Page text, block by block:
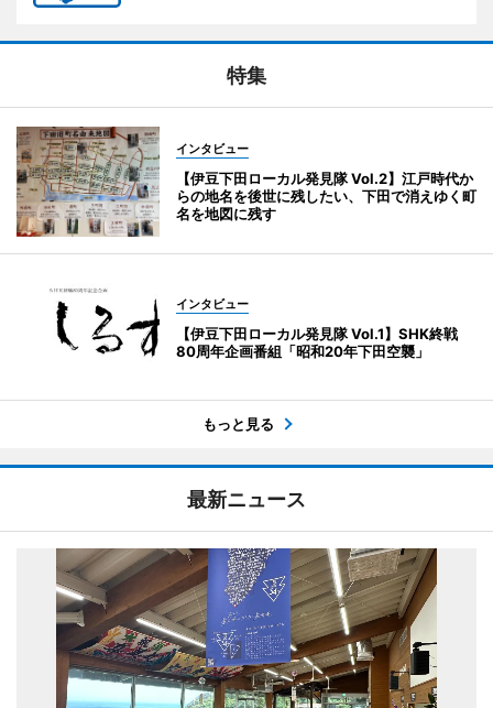
特集
インタビュー
【伊豆下田ローカル発見隊 Vol.2】江戸時代か
らの地名を後世に残したい、下田で消えゆく町
名を地図に残す
インタビュー
【伊豆下田ローカル発見隊 Vol.1】SHK終戦
80周年企画番組「昭和20年下田空襲」
もっと見る
最新ニュース